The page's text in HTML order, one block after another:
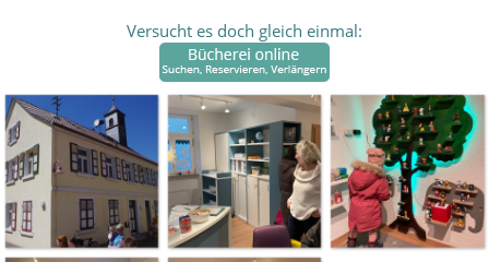
Versucht es doch gleich einmal: